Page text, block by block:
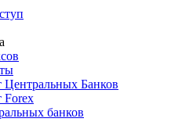
Банков
Forex
банков